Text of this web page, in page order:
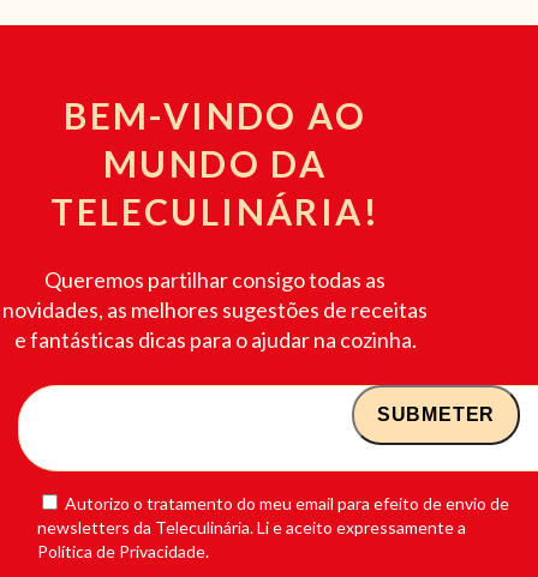
BEM-VINDO AO
MUNDO DA
TELECULINÁRIA!
Queremos partilhar consigo todas as
novidades, as melhores sugestões de receitas
e fantásticas dicas para o ajudar na cozinha.
Autorizo o tratamento do meu email para efeito de envio de
newsletters da Teleculinária. Li e aceito expressamente a
Política de Privacidade.